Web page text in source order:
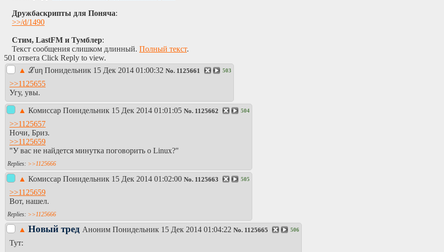
Дружбаскрипты для Поняча:
>>/d/1490
Стим, LastFM и Тумблер:
Текст сообщения слишком длинный. Полный текст.
501 ответа Click Reply to view.
▲ ℒuη Понидельник 15 Дек 2014 01:00:32 No. 1125661 503
>>1125655
Угу, увы.
▲ Комиссар Понидельник 15 Дек 2014 01:01:05 No. 1125662 504
>>1125657
Ночи, Бриз.
>>1125659
"У вас не найдется минутка поговорить о Linux?"
>>1125666
▲ Комиссар Понидельник 15 Дек 2014 01:02:00 No. 1125663 505
>>1125659
Вот, нашел.
>>1125666
▲ Новый тред Аноним Понидельник 15 Дек 2014 01:04:22 No. 1125665 506
Тут: